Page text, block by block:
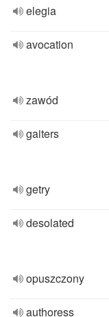
elegia
avocation
zawód
gaiters
getry
desolated
opuszczony
authoress